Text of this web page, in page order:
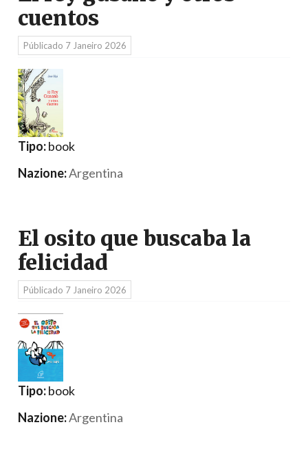
cuentos
Públicado 7 Janeiro 2026
Tipo:book
Nazione:Argentina
El osito que buscaba la
felicidad
Públicado 7 Janeiro 2026
Tipo:book
Nazione:Argentina